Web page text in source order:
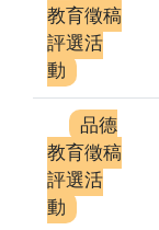
教育徵稿
評選活
動
品德
教育徵稿
評選活
動